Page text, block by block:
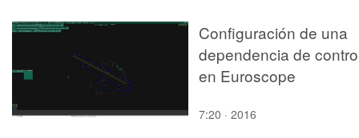
Configuración de una
dependencia de
en Euroscope
7:20 · 2016